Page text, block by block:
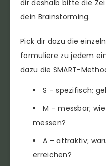
dir deshalb bitte die
dein Brainstorming.
Pick dir dazu die
formuliere zu jedem
dazu die SMART-
S – spezifisch;
M – messbar;
messen?
A – attraktiv;
erreichen?